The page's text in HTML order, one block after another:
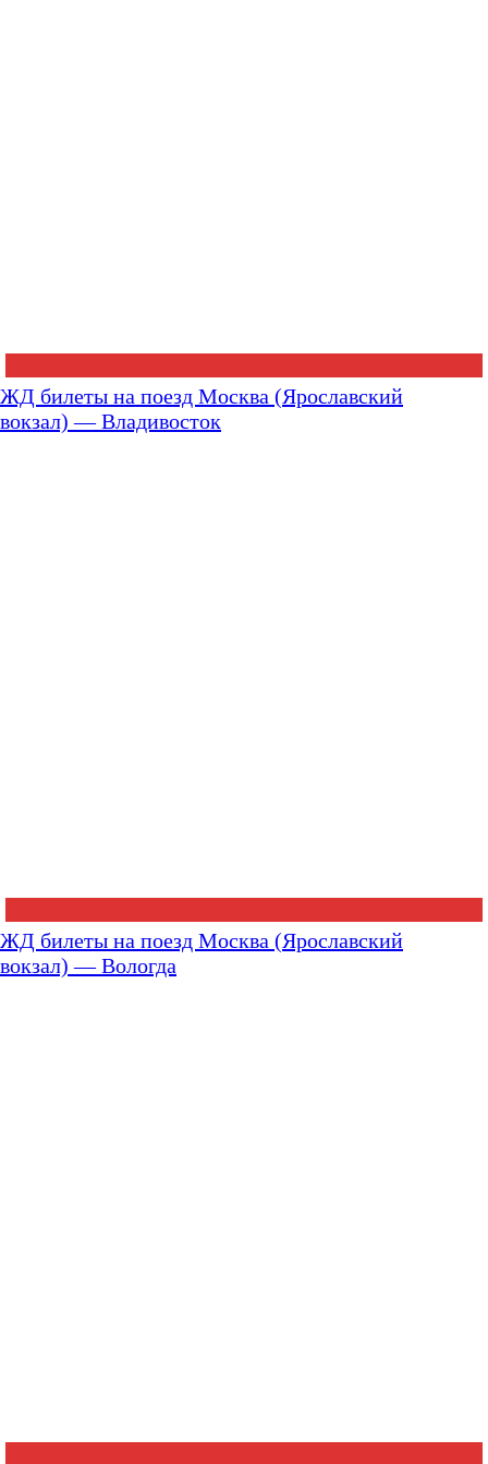
ЖД билеты на поезд Москва (Ярославский
вокзал) — Владивосток
ЖД билеты на поезд Москва (Ярославский
вокзал) — Вологда